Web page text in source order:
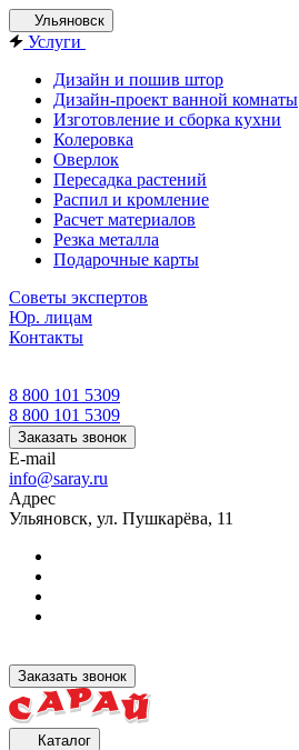
Ульяновск
Услуги
Дизайн и пошив штор
Дизайн-проект ванной комнаты
Изготовление и сборка кухни
Колеровка
Оверлок
Пересадка растений
Распил и кромление
Расчет материалов
Резка металла
Подарочные карты
Советы экспертов
Юр. лицам
Контакты
8 800 101 5309
8 800 101 5309
Заказать звонок
E-mail
info@saray.ru
Адрес
Ульяновск, ул. Пушкарёва, 11
Заказать звонок
Каталог